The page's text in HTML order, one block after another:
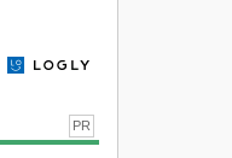
PR